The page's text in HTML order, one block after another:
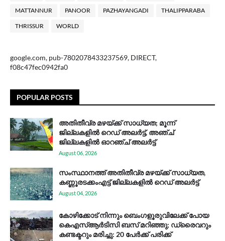
MATTANNUR PANOOR PAZHAYANGADI THALIPPARABA
THRISSUR WORLD
google.com, pub-7802078433237569, DIRECT,
f08c47fec0942fa0
POPULAR POSTS
അതിതീവ്ര മഴയ്ക്ക് സാധ്യത; മൂന്ന്
ജില്ലകളിൽ റെഡ് അലർട്ട്, അഞ്ച്
ജില്ലകളിൽ ഓറഞ്ച് അലർട്ട്
August 06, 2026
സം​സ്ഥാ​ന​ത്ത് അ​തി​തീ​വ്ര മ​ഴ​യ്ക്ക് സാ​ധ്യ​ത,
കണ്ണൂരടക്കംഎ​ട്ട് ജി​ല്ല​ക​ളി​ൽ റെ​ഡ് അ​ലർ​ട്ട്
August 04, 2026
കോഴിക്കോട് നിന്നും ബെംഗളൂരുവിലേക്ക് പോയ
കെഎസ്ആര്‍ടിസി ബസ് മറിഞ്ഞു; ഡ്രൈവറും
കണ്ടക്ടറും മരിച്ചു: 20 പേര്‍ക്ക് പരിക്ക്